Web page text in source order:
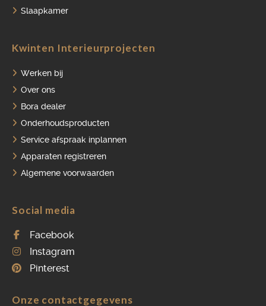
Slaapkamer
Kwinten Interieurprojecten
Werken bij
Over ons
Bora dealer
Onderhoudsproducten
Service afspraak inplannen
Apparaten registreren
Algemene voorwaarden
Social media
Facebook
Instagram
Pinterest
Onze contactgegevens